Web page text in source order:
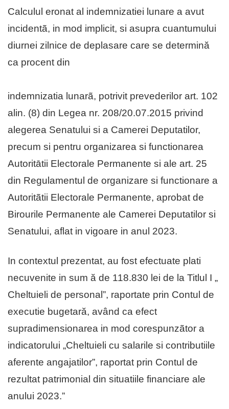
Calculul eronat al indemnizatiei lunare a avut
incidentã, in mod implicit, si asupra cuantumului
diurnei zilnice de deplasare care se determină
ca procent din
indemnizatia lunarã, potrivit prevederilor art. 102
alin. (8) din Legea nr. 208/20.07.2015 privind
alegerea Senatului si a Camerei Deputatilor,
precum si pentru organizarea si functionarea
Autoritātii Electorale Permanente si ale art. 25
din Regulamentul de organizare si functionare a
Autoritãtii Electorale Permanente, aprobat de
Birourile Permanente ale Camerei Deputatilor si
Senatului, aflat in vigoare in anul 2023.
In contextul prezentat, au fost efectuate plati
necuvenite in sum ă de 118.830 lei de la Titlul I „
Cheltuieli de personal”, raportate prin Contul de
executie bugetară, având ca efect
supradimensionarea in mod corespunzãtor a
indicatorului „Cheltuieli cu salarile si contributiile
aferente angajatilor”, raportat prin Contul de
rezultat patrimonial din situatiile financiare ale
anului 2023.”